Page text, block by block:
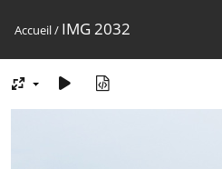
Accueil/ IMG 2032